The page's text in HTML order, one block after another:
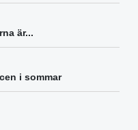
är...
i sommar